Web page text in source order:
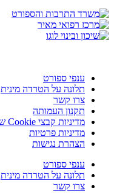
ענפי ספורט
תלונה על הטרדה מינית
צרו קשר
תקנון העמותה
מדיניות קבצי Cookie של האתר
מדיניות פרטיות
הצהרת נגישות
ענפי ספורט
תלונה על הטרדה מינית
צרו קשר